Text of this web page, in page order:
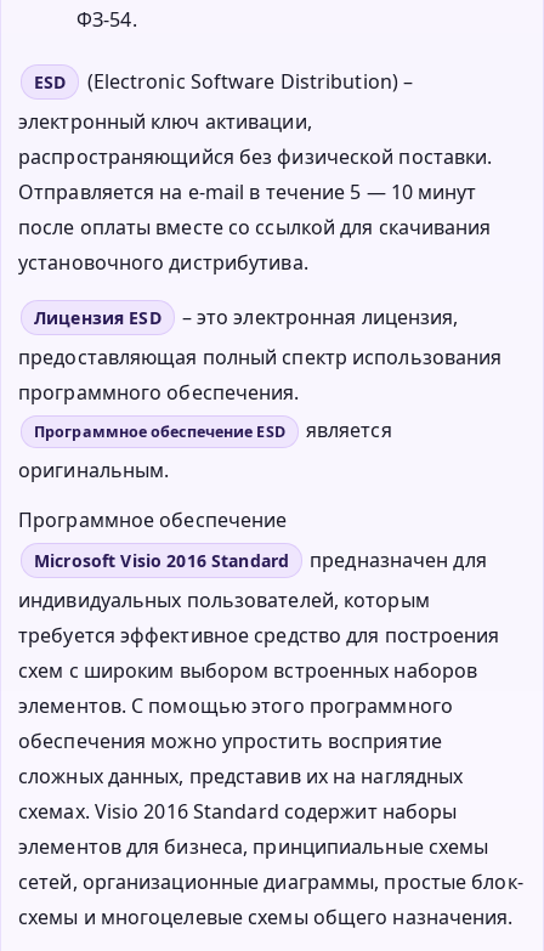
ФЗ-54.
ESD
(Electronic Software Distribution) –
электронный ключ активации,
распространяющийся без физической поставки.
Отправляется на e-mail в течение 5 — 10 минут
после оплаты вместе со ссылкой для скачивания
установочного дистрибутива.
Лицензия ESD
– это электронная лицензия,
предоставляющая полный спектр использования
программного обеспечения.
Программное обеспечение ESD
является
оригинальным.
Программное обеспечение
Microsoft Visio 2016 Standard
предназначен для
индивидуальных пользователей, которым
требуется эффективное средство для построения
схем с широким выбором встроенных наборов
элементов. С помощью этого программного
обеспечения можно упростить восприятие
сложных данных, представив их на наглядных
схемах. Visio 2016 Standard содержит наборы
элементов для бизнеса, принципиальные схемы
сетей, организационные диаграммы, простые блок-
схемы и многоцелевые схемы общего назначения.